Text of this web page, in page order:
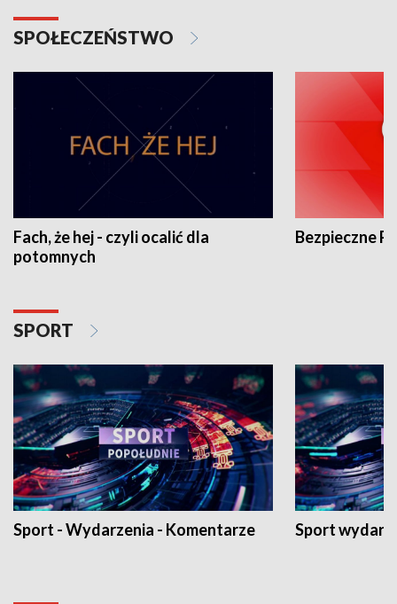
SPOŁECZEŃSTWO
Fach, że hej - czyli ocalić dla
potomnych
Bezpieczne
SPORT
Sport - Wydarzenia - Komentarze Sport